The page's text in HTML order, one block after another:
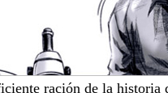
ración de la historia